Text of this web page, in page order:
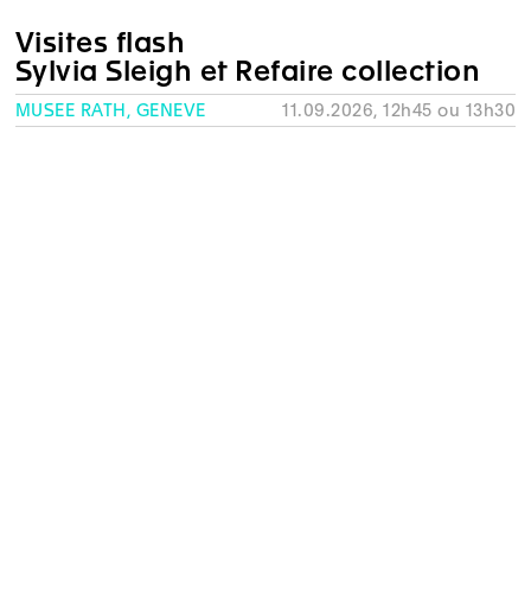
Visites flash
Sylvia Sleigh et Refaire collection
MUSÉE RATH, GENÈVE 11.09.2026, 12h45 ou 13h30